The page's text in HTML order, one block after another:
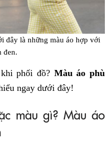
đây là những màu áo hợp với
đen.
phối đồ? Màu áo phù
ngay dưới đây!
màu gì? Màu áo